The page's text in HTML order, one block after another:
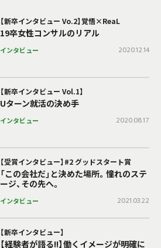
【新卒インタビュー Vo.2】覚悟×ReaL
19卒女性コンサルのリアル
インタビュー 2020.12.14
【新卒インタビュー Vol.1】
Uターン就活の決め手
インタビュー 2020.08.17
【受賞インタビュー】#2 グッドスタート賞
「この会社だ」と決めた場所。憧れのステ
ージ、その先へ。
インタビュー 2021.03.22
【新卒インタビュー】
【経験者が語る!!】働くイメージが明確に